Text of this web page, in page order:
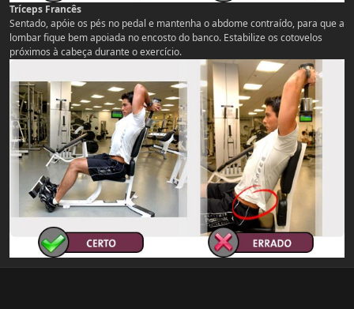
Tríceps Francês
Sentado, apóie os pés no pedal e mantenha o abdome contraído, para que a
lombar fique bem apoiada no encosto do banco. Estabilize os cotovelos
próximos à cabeça durante o exercício.